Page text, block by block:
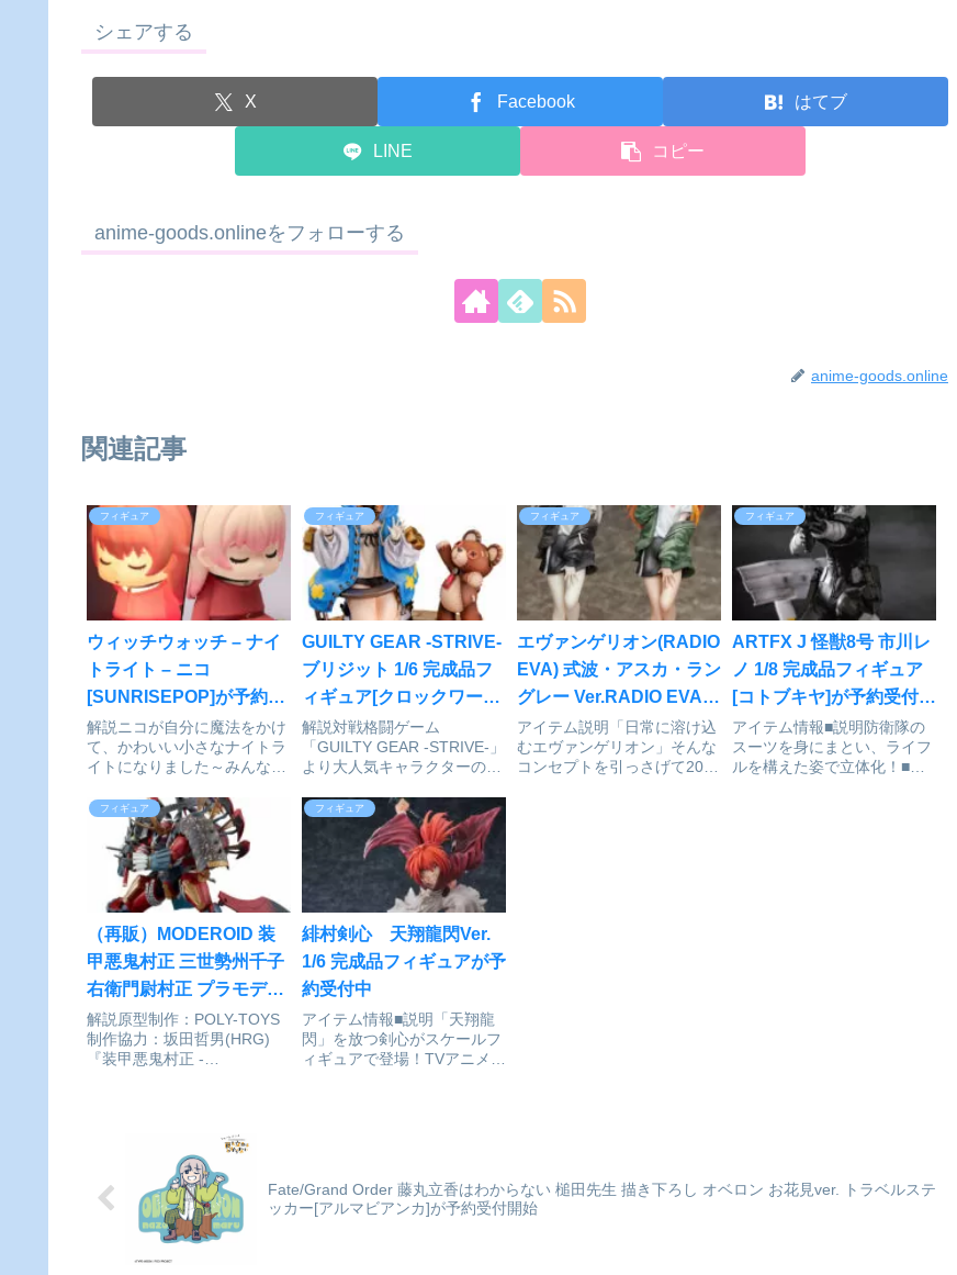
シェアする
X Facebook はてブ
LINE コピー
anime-goods.onlineをフォローする
anime-goods.online
関連記事
フィギュア
ウィッチウォッチ – ナイ
トライト – ニコ
[SUNRISEPOP]が予約受
付中
解説ニコが自分に魔法をかけ
て、かわいい小さなナイトラ
イトになりました～みんなと
す。『ウィッチウォッチ』-
ナイトライト- ニコ© 篠原健
太/集英社・ウィッチウォッチ
製作委員会・MBSAnime
Store.JPで探す
フィギュア
GUILTY GEAR -STRIVE-
ブリジット 1/6 完成品フ
ィギュア[クロックワーク
ス]が予約受付開始
解説対戦格闘ゲーム
「GUILTY GEAR -STRIVE-」
より大人気キャラクターの
ルフィギュアで登場です。く
まのぬいぐるみ「ロジャー」
と一緒に、可愛らしい笑顔と
優しさあふれる姿を立体化
し、笑顔に癒される一品に...
フィギュア
エヴァンゲリオン(RADIO
EVA) 式波・アスカ・ラン
グレー Ver.RADIO EVA
1/7 完成品フィギュアが再
販決定
アイテム説明「日常に溶け込
むエヴァンゲリオン」そんな
コンセプトを引っさげて2008
フィギュア
ARTFX J 怪獣8号 市川レ
ノ 1/8 完成品フィギュア
[コトブキヤ]が予約受付開
始
アイテム情報■説明防衛隊の
スーツを身にまとい、ライフ
ルを構えた姿で立体化！■サ
フィギュア
（再販）MODEROID 装
甲悪鬼村正 三世勢州千子
右衛門尉村正 プラモデル
[グッドスマイルカンパニ
ー]が予約受付開始
解説原型制作：POLY-TOYS
制作協力：坂田哲男(HRG)
『装甲悪鬼村正 -
MODEROIDで初プラスチッ
クモデル化！●頭頂高約
160mm。各関節可動...
フィギュア
緋村剣心 天翔龍閃Ver.
1/6 完成品フィギュアが予
約受付中
アイテム情報■説明「天翔龍
閃」を放つ剣心がスケールフ
ィギュアで登場！TVアニメ
を放つ剣心を、和月伸...
Fate/Grand Order 藤丸立香はわからない 槌田先生 描き下ろし オベロン お花見ver. トラベルステ
ッカー[アルマビアンカ]が予約受付開始